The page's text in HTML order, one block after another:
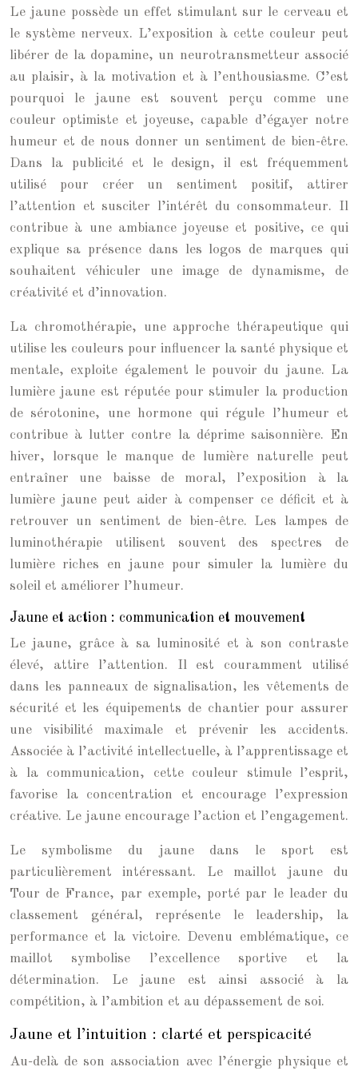
Le jaune possède un effet stimulant sur le cerveau et
le système nerveux. L’exposition à cette couleur peut
libérer de la dopamine, un neurotransmetteur associé
au plaisir, à la motivation et à l’enthousiasme. C’est
pourquoi le jaune est souvent perçu comme une
couleur optimiste et joyeuse, capable d’égayer notre
humeur et de nous donner un sentiment de bien-être.
Dans la publicité et le design, il est fréquemment
utilisé pour créer un sentiment positif, attirer
l’attention et susciter l’intérêt du consommateur. Il
contribue à une ambiance joyeuse et positive, ce qui
explique sa présence dans les logos de marques qui
souhaitent véhiculer une image de dynamisme, de
créativité et d’innovation.
La chromothérapie, une approche thérapeutique qui
utilise les couleurs pour influencer la santé physique et
mentale, exploite également le pouvoir du jaune. La
lumière jaune est réputée pour stimuler la production
de sérotonine, une hormone qui régule l’humeur et
contribue à lutter contre la déprime saisonnière. En
hiver, lorsque le manque de lumière naturelle peut
entraîner une baisse de moral, l’exposition à la
lumière jaune peut aider à compenser ce déficit et à
retrouver un sentiment de bien-être. Les lampes de
luminothérapie utilisent souvent des spectres de
lumière riches en jaune pour simuler la lumière du
soleil et améliorer l’humeur.
Jaune et action : communication et mouvement
Le jaune, grâce à sa luminosité et à son contraste
élevé, attire l’attention. Il est couramment utilisé
dans les panneaux de signalisation, les vêtements de
sécurité et les équipements de chantier pour assurer
une visibilité maximale et prévenir les accidents.
Associée à l’activité intellectuelle, à l’apprentissage et
à la communication, cette couleur stimule l’esprit,
favorise la concentration et encourage l’expression
créative. Le jaune encourage l’action et l’engagement.
Le symbolisme du jaune dans le sport est
particulièrement intéressant. Le maillot jaune du
Tour de France, par exemple, porté par le leader du
classement général, représente le leadership, la
performance et la victoire. Devenu emblématique, ce
maillot symbolise l’excellence sportive et la
détermination. Le jaune est ainsi associé à la
compétition, à l’ambition et au dépassement de soi.
Jaune et l’intuition : clarté et perspicacité
Au-delà de son association avec l’énergie physique et